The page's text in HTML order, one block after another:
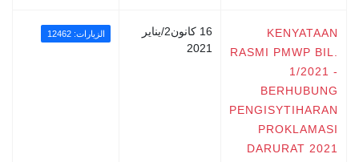
KENYATAAN
RASMI PMWP BIL.
1/2021 -
BERHUBUNG
PENGISYTIHARAN
PROKLAMASI
DARURAT 2021
16 كانون2/يناير
2021
الزيارات: 12462